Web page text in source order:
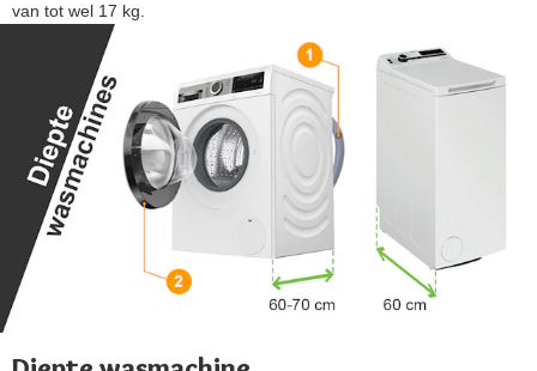
van tot wel 17 kg.